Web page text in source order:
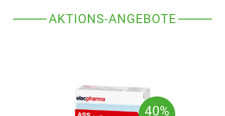
AKTIONS-ANGEBOTE
40%